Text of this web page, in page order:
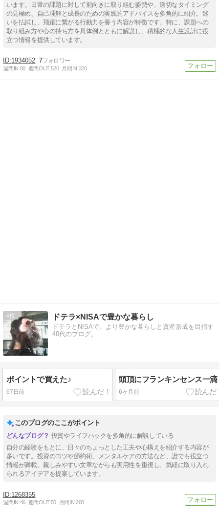
います。日常の課題に対して前向きに取り組む姿勢や、適切なタイミング
の見極め、自己理解と成長のための実践的アドバイスを多角的に紹介。迷
いを払拭し、飛躍に繋がる行動力を養う内容が特徴です。特に、課題への
取り組み方や心の持ち方を具体例とともに解説し、積極的な人生設計に役
立つ情報を提供しています。
1934052 7
週間IN:80 週間OUT:520 月間IN:320
4 ドテラ×NISAで豊かな暮らし
ドテラとNISAで、より豊かな暮らしと資産形成を目指す
40代のブログ。
ポイントで買えた♪
67日前
頭頂にフランキンセンス一滴
6ヶ月前
このブログのここがポイント
投資やライフハックを多角的に解説している
自分の経験をもとに、日々のちょっとした工夫や心構えを紹介する内容が
多いです。投資のコツや節約術、メンタルケアの方法など、誰でも役立つ
情報が満載。親しみやすい文章ながらも実用性を重視し、気軽に取り入れ
られるアイデアを提案しています。
1268355
週間IN:46 週間OUT:50 月間IN:208